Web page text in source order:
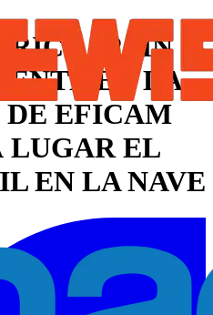
SPAIN
EN LA
EFICAM
LUGAR EL
EN LA NAVE